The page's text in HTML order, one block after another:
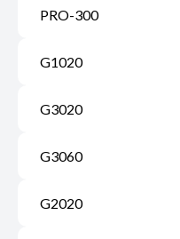
PRO-300
G1020
G3020
G3060
G2020